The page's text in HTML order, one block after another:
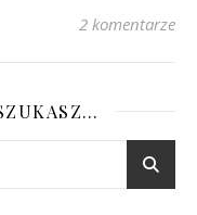
2 komentarze